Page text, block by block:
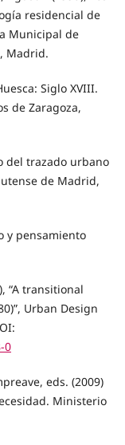
residencial de
Municipal de
Madrid.
Siglo XVIII.
de Zaragoza,
del trazado urbano
de Madrid,
y pensamiento
“A transitional
Urban Design
0
eds. (2009)
Ministerio